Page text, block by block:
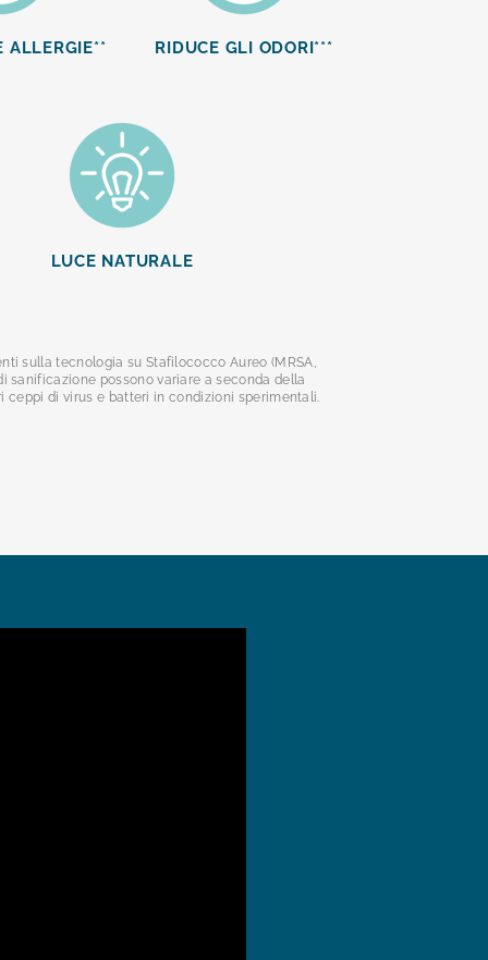
ALLERGIE** RIDUCE GLI ODORI***
LUCE NATURALE
sulla tecnologia su Stafilococco Aureo (MRSA,
sanificazione possono variare a seconda della
ceppi di virus e batteri in condizioni sperimentali.